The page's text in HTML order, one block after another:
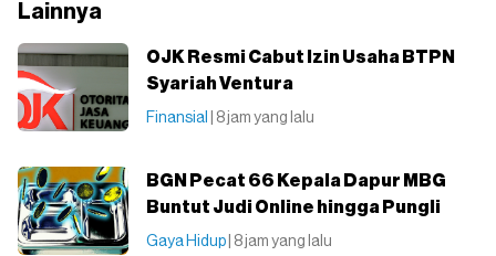
Lainnya
OJK Resmi Cabut Izin Usaha BTPN
Syariah Ventura
Finansial | 8 jam yang lalu
BGN Pecat 66 Kepala Dapur MBG
Buntut Judi Online hingga Pungli
Gaya Hidup | 8 jam yang lalu